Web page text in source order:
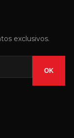
exclusivos.
OK